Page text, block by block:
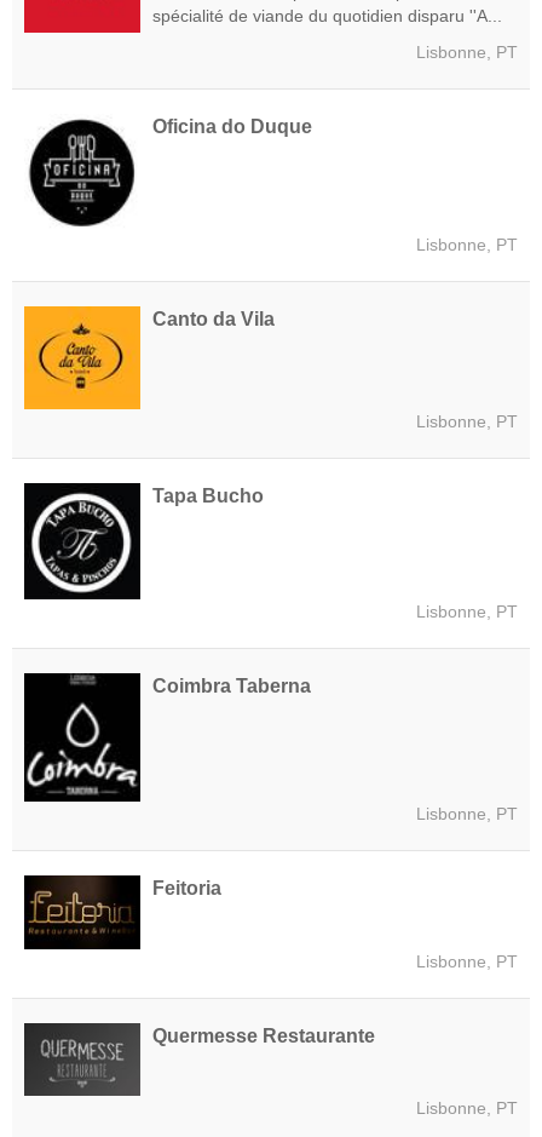
spécialité de viande du quotidien disparu ''A...
Lisbonne, PT
Oficina do Duque
Lisbonne, PT
Canto da Vila
Lisbonne, PT
Tapa Bucho
Lisbonne, PT
Coimbra Taberna
Lisbonne, PT
Feitoria
Lisbonne, PT
Quermesse Restaurante
Lisbonne, PT